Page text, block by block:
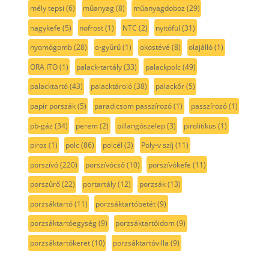
mély tepsi (6) műanyag(8) műanyagdoboz (29)
nagykefe (5) nofrost(1) NTC (2) nyitófül (31)
nyomógomb(28) o-gyűrű(1) okostévé (8) olajálló(1)
ORA ITO(1) palack-tartály(33) palackpolc(49)
palacktartó(43) palacktároló(38) palackőr(5)
papír porszák(5) paradicsom passzírozó(1) passzírozó(1)
pb-gáz (34) perem(2) pillangószelep(3) pirolitikus (1)
piros (1) polc(86) polcél (3) Poly-v szíj (11)
porszívó(220) porszívócső(10) porszívókefe (11)
porszűrő(22) portartály(12) porzsák(13)
porzsáktartó(11) porzsáktartóbetét(9)
porzsáktartóegység(9) porzsáktartóidom(9)
porzsáktartókeret(10) porzsáktartóvilla (9)